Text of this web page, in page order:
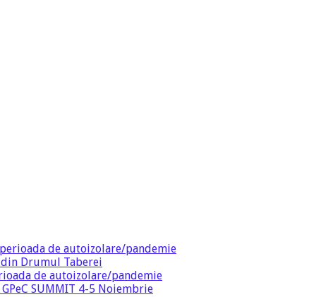
de autoizolare/pandemie
Drumul Taberei
de autoizolare/pandemie
SUMMIT 4-5 Noiembrie